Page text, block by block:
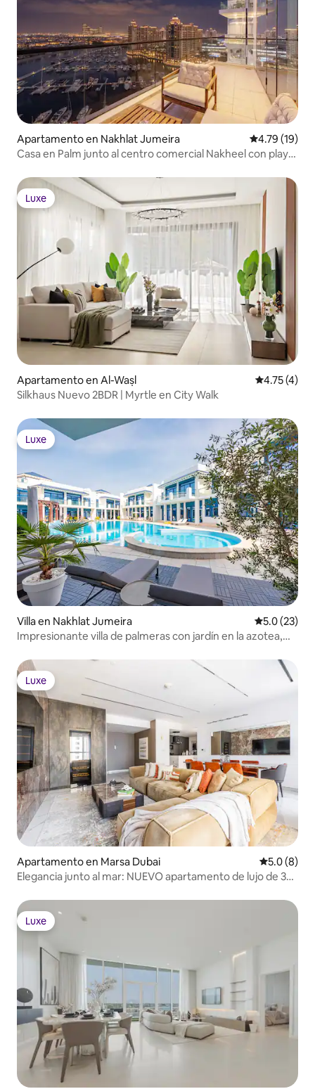
Apartamento en Nakhlat Jumeira Calificación
4.79 (19)
Casa en Palm junto al centro comercial Nakheel con playa
Luxe
Luxe
Apartamento en Al-Waṣl Calificación
4.75 (4)
Silkhaus Nuevo 2BDR | Myrtle en City Walk
Luxe
Luxe
Villa en Nakhlat Jumeira Calificación
5.0 (23)
Impresionante villa de palmeras con jardín en la azotea,
Luxe
Luxe
Apartamento en Marsa Dubai
5.0 (8)
Elegancia junto al mar: NUEVO apartamento de lujo de 3
Luxe
Luxe